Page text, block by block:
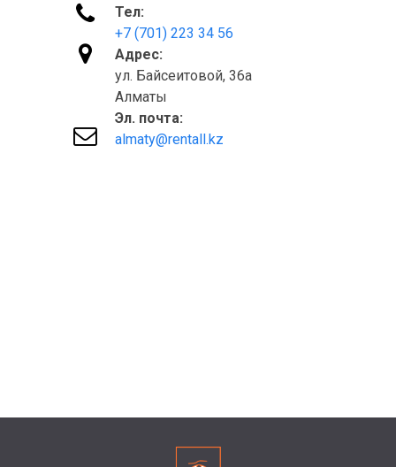



Тел:
+7 (701) 223 34 56
Адрес:
ул. Байсеитовой, 36а
Алматы
Эл. почта:
almaty@rentall.kz